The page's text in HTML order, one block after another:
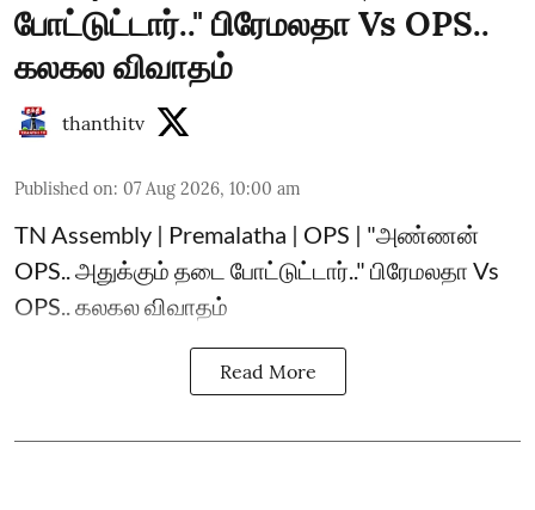
போட்டுட்டார்.." பிரேமலதா Vs OPS..
கலகல விவாதம்
thanthitv
Published on: 07 Aug 2026, 10:00 am
TN Assembly | Premalatha | OPS | "அண்ணன்
OPS.. அதுக்கும் தடை போட்டுட்டார்.." பிரேமலதா Vs
OPS.. கலகல விவாதம்
Read More